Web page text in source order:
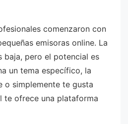
comenzaron con
emisoras online. La
baja, pero el potencial es
un tema específico, la
o simplemente te gusta
te ofrece una plataforma